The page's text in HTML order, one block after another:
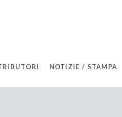
NOTIZIE / STAMPA